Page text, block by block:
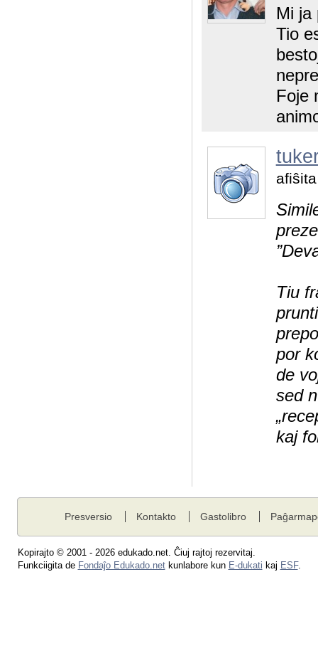
Mi ja
Tio
Foje
Tiu
por
de
sed
kaj
Presversio Kontakto Gastolibro
Kopirajto © 2001 - 2026 edukado.net. Ĉiuj rajtoj rezervitaj.
Funkciigita de Fondaĵo Edukado.netkunlabore kun E-dukati kaj ESF.